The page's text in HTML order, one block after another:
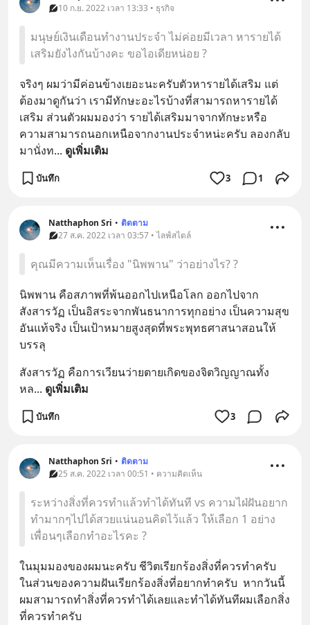
10 ก.ย. 2022 เวลา 13:33 • ธุรกิจ
มนุษย์เงินเดือนทำงานประจำ ไม่ค่อยมีเวลา หารายได้
เสริมยังไงกันบ้างคะ ขอไอเดียหน่อย ?
จริงๆ ผมว่ามีค่อนข้างเยอะนะครับตัวหารายได้เสริม แต่
ต้องมาดูกันว่า เรามีทักษะอะไรบ้างที่สามารถหารายได้
เสริม ส่วนตัวผมมองว่า รายได้เสริมมาจากทักษะหรือ
ความสามารถนอกเหนือจากงานประจำหน่ะครับ ลองกลับ
มานั่งท... ดูเพิ่มเติม
บันทึก 3 1
Natthaphon Sri • ติดตาม
27 ส.ค. 2022 เวลา 03:57 • ไลฟ์สไตล์
คุณมีความเห็นเรื่อง "นิพพาน" ว่าอย่างไร? ?
นิพพาน คือสภาพที่พ้นออกไปเหนือโลก ออกไปจาก
สังสารวัฏ เป็นอิสระจากพันธนาการทุกอย่าง เป็นความสุข
อันแท้จริง เป็นเป้าหมายสูงสุดที่พระพุทธศาสนาสอนให้
บรรลุ
สังสารวัฏ คือการเวียนว่ายตายเกิดของจิตวิญญาณทั้ง
หล... ดูเพิ่มเติม
บันทึก 3
Natthaphon Sri • ติดตาม
25 ส.ค. 2022 เวลา 00:51 • ความคิดเห็น
ระหว่างสิ่งที่ควรทำแล้วทำได้ทันที vs ความไฝ่ฝันอยาก
ทำมากๆไปได้สวยแน่นอนคิดไว้แล้ว ให้เลือก 1 อย่าง
เพื่อนๆเลือกทำอะไรคะ ?
ในมุมมองของผมนะครับ ชีวิตเรียกร้องสิ่งที่ควรทำครับ
ในส่วนของความฝันเรียกร้องสิ่งที่อยากทำครับ  หากวันนี้
ผมสามารถทำสิ่งที่ควรทำได้เลยและทำได้ทันทีผมเลือกสิ่ง
ที่ควรทำครับ